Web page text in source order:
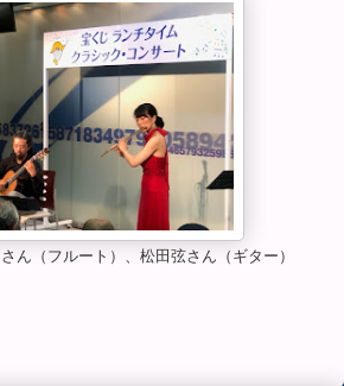
ん（フルート）、松田弦さん（ギター）